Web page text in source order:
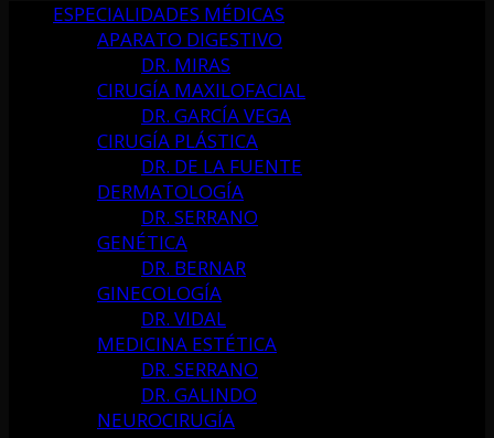
ESPECIALIDADES MÉDICAS
APARATO DIGESTIVO
DR. MIRAS
CIRUGÍA MAXILOFACIAL
DR. GARCÍA VEGA
CIRUGÍA PLÁSTICA
DR. DE LA FUENTE
DERMATOLOGÍA
DR. SERRANO
GENÉTICA
DR. BERNAR
GINECOLOGÍA
DR. VIDAL
MEDICINA ESTÉTICA
DR. SERRANO
DR. GALINDO
NEUROCIRUGÍA